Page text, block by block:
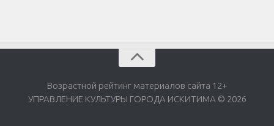
Возрастной рейтинг материалов сайта 12+
УПРАВЛЕНИЕ КУЛЬТУРЫ ГОРОДА ИСКИТИМА © 2026